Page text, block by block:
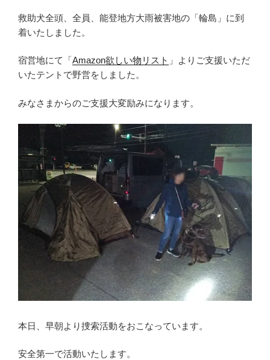
救助犬全頭、全員、能登地方大雨被害地の「輪島」に到
着いたしました。
宿営地にて「 Amazon欲しい物リスト 」よりご支援いただ
いたテントで野営をしました。
みなさまからのご支援大変励みになります。
本日、早朝より捜索活動をおこなっています。
安全第一で活動いたします。